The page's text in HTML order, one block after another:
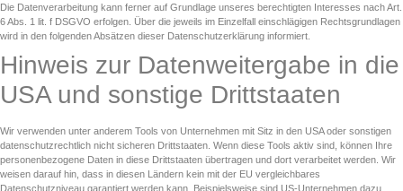
Die Datenverarbeitung kann ferner auf Grundlage unseres berechtigten Interesses nach Art.
6 Abs. 1 lit. f DSGVO erfolgen. Über die jeweils im Einzelfall einschlägigen Rechtsgrundlagen
wird in den folgenden Absätzen dieser Datenschutzerklärung informiert.
Hinweis zur Datenweitergabe in die
USA und sonstige Drittstaaten
Wir verwenden unter anderem Tools von Unternehmen mit Sitz in den USA oder sonstigen
datenschutzrechtlich nicht sicheren Drittstaaten. Wenn diese Tools aktiv sind, können Ihre
personenbezogene Daten in diese Drittstaaten übertragen und dort verarbeitet werden. Wir
weisen darauf hin, dass in diesen Ländern kein mit der EU vergleichbares
Datenschutzniveau garantiert werden kann. Beispielsweise sind US-Unternehmen dazu